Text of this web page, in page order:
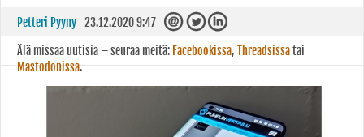
Petteri Pyyny 23.12.2020 9:47
Älä missaa uutisia – seuraa meitä: Facebookissa, Threadsissatai
Mastodonissa.